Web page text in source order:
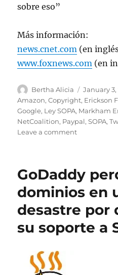
sobre eso”
Más información:
news.cnet.com (en
www.foxnews.com (en
Author
Bertha Alicia
Posted
on
January 3,
Amazon,Copyright, Erickson
Google, Ley SOPA, Markham
NetCoalition, Paypal,SOPA,
Leave a commenton
Amazon
y
Facebook
sus
sitios
en
GoDaddy
dominios en
desastre por
su soporte a